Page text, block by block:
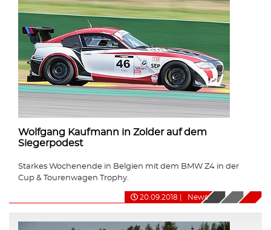
Wolfgang Kaufmann in Zolder auf dem
Siegerpodest
Starkes Wochenende in Belgien mit dem BMW Z4 in der
Cup & Tourenwagen Trophy.
20.09.2018 News